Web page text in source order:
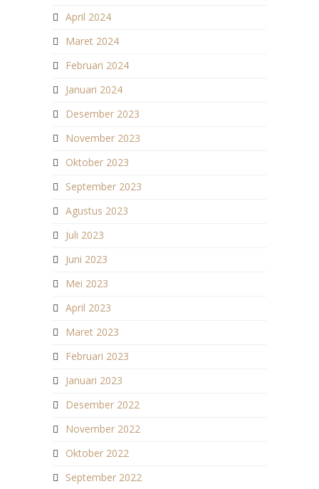
April 2024
Maret 2024
Februari 2024
Januari 2024
Desember 2023
November 2023
Oktober 2023
September 2023
Agustus 2023
Juli 2023
Juni 2023
Mei 2023
April 2023
Maret 2023
Februari 2023
Januari 2023
Desember 2022
November 2022
Oktober 2022
September 2022